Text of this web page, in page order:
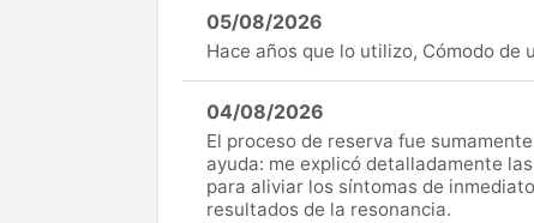
05/08/2026
Hace años que lo utilizo, Cómodo
04/08/2026
El proceso de reserva fue
ayuda: me explicó detalladamente
para aliviar los síntomas de
resultados de la resonancia.